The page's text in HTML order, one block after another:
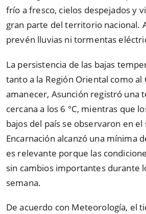
frío a fresco, cielos despejados y
gran parte del territorio nacional.
prevén lluvias ni tormentas
La persistencia de las bajas
tanto a la Región Oriental como al
amanecer, Asunción registró una
cercana a los 6 °C, mientras que
bajos del país se observaron en el
Encarnación alcanzó una mínima
es relevante porque las
sin cambios importantes durante
semana.
De acuerdo con Meteorología, el